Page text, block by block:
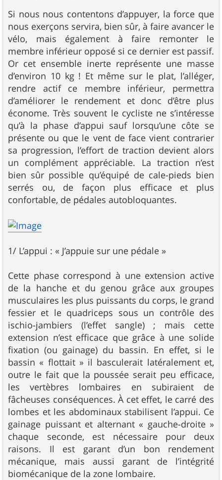
Si nous nous contentons d’appuyer, la force que
nous exerçons servira, bien sûr, à faire avancer le
vélo, mais également à faire remonter le
membre inférieur opposé si ce dernier est passif.
Or cet ensemble inerte représente une masse
d’environ 10 kg ! Et même sur le plat, l’alléger,
rendre actif ce membre inférieur, permettra
d’améliorer le rendement et donc d’être plus
économe. Très souvent le cycliste ne s’intéresse
qu’à la phase d’appui sauf lorsqu’une côte se
présente ou que le vent de face vient contrarier
sa progression, l’effort de traction devient alors
un complément appréciable. La traction n’est
bien sûr possible qu’équipé de cale-pieds bien
serrés ou, de façon plus efficace et plus
confortable, de pédales autobloquantes.
1/ L’appui : « J’appuie sur une pédale »
Cette phase correspond à une extension active
de la hanche et du genou grâce aux groupes
musculaires les plus puissants du corps, le grand
fessier et le quadriceps sous un contrôle des
ischio-jambiers (l’effet sangle) ; mais cette
extension n’est efficace que grâce à une solide
fixation (ou gainage) du bassin. En effet, si le
bassin « flottait » il basculerait latéralement et,
outre le fait que la poussée serait peu efficace,
les vertèbres lombaires en subiraient de
fâcheuses conséquences. À cet effet, le carré des
lombes et les abdominaux stabilisent l’appui. Ce
gainage puissant et alternant « gauche-droite »
chaque seconde, est nécessaire pour deux
raisons. Il est garant d’un bon rendement
mécanique, mais aussi garant de l’intégrité
biomécanique de la zone lombaire.